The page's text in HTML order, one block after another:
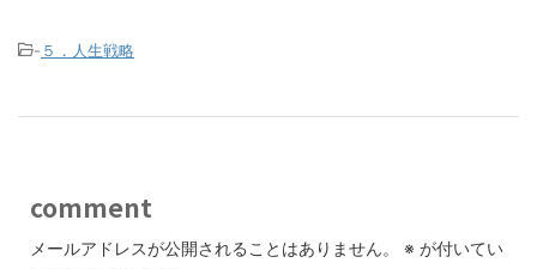
- ５．人生戦略
comment
メールアドレスが公開されることはありません。 ※ が付いてい